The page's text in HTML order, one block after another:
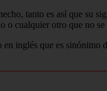
tanto es así que su
o cualquier otro que no
en inglés que es